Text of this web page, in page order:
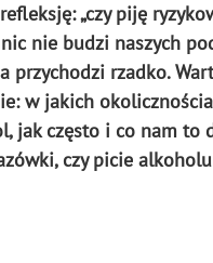
„czy piję
nie budzi naszych
przychodzi rzadko.
w jakich
jak często i co nam to
czy picie